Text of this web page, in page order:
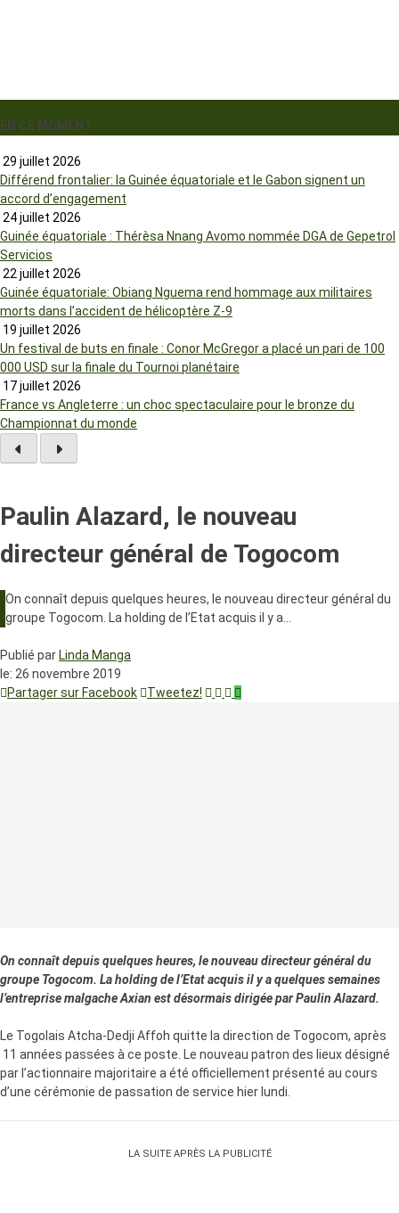
EN CE MOMENT
29 juillet 2026
Différend frontalier: la Guinée équatoriale et le Gabon signent un
accord d’engagement
24 juillet 2026
Guinée équatoriale : Thérèsa Nnang Avomo nommée DGA de Gepetrol
Servicios
22 juillet 2026
Guinée équatoriale: Obiang Nguema rend hommage aux militaires
morts dans l’accident de hélicoptère Z-9
19 juillet 2026
Un festival de buts en finale : Conor McGregor a placé un pari de 100
000 USD sur la finale du Tournoi planétaire
17 juillet 2026
France vs Angleterre : un choc spectaculaire pour le bronze du
Championnat du monde
Paulin Alazard, le nouveau
directeur général de Togocom
On connaît depuis quelques heures, le nouveau directeur général du
groupe Togocom. La holding de l’Etat acquis il y a…
Publié par Linda Manga
le: 26 novembre 2019
Partager sur Facebook
Tweetez!
On connaît depuis quelques heures, le nouveau directeur général du
groupe Togocom. La holding de l’Etat acquis il y a quelques semaines
l’entreprise malgache Axian est désormais dirigée par Paulin Alazard.
Le Togolais Atcha-Dedji Affoh quitte la direction de Togocom, après
11 années passées à ce poste. Le nouveau patron des lieux désigné
par l’actionnaire majoritaire a été officiellement présenté au cours
d’une cérémonie de passation de service hier lundi.
LA SUITE APRÈS LA PUBLICITÉ